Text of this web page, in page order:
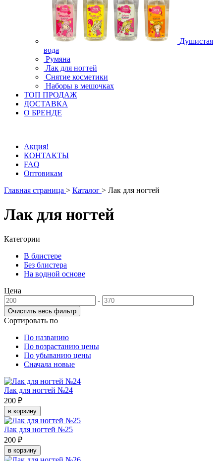
Душистая
вода
Румяна
Лак для ногтей
Снятие косметики
Наборы в мешочках
ТОП ПРОДАЖ
ДОСТАВКА
О БРЕНДЕ
Акция!
КОНТАКТЫ
FAQ
Оптовикам
Главная страница > Каталог > Лак для ногтей
Лак для ногтей
Категории
В блистере
Без блистера
На водной основе
Цена
-
Сортировать по
По названию
По возрастанию цены
По убыванию цены
Сначала новые
Лак для ногтей №24
200 ₽
в корзину
Лак для ногтей №25
200 ₽
в корзину